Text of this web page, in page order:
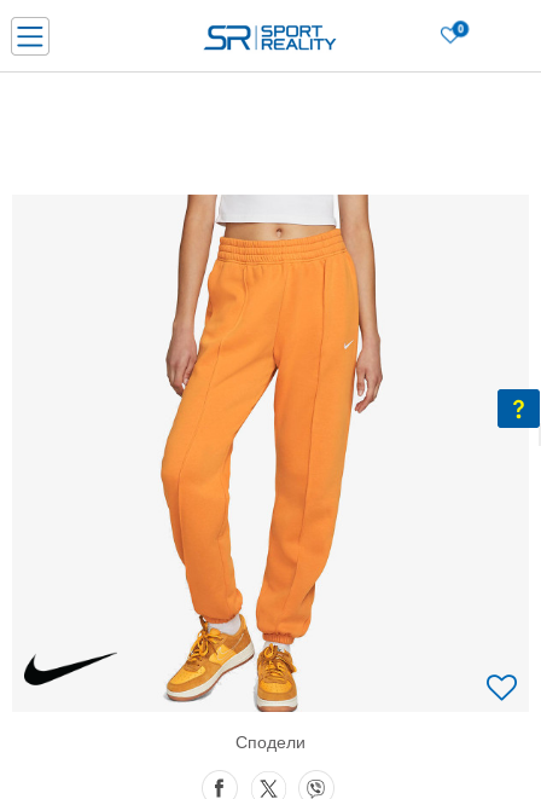
0
& COLLECT Платете со картичка online и подигнете во продавницата по ваш
ДОЗНАЈ ПОВЕЌЕ
Ценовник
Сподели